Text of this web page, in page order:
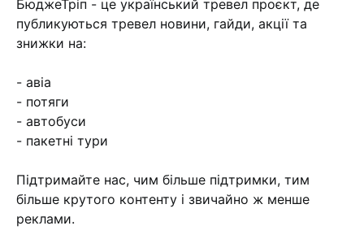
БюджеТріп - це український тревел проєкт, де
публикуються тревел новини, гайди, акції та
знижки на:
- авіа
- потяги
- автобуси
- пакетні тури
Підтримайте нас, чим більше підтримки, тим
більше крутого контенту і звичайно ж менше
реклами.